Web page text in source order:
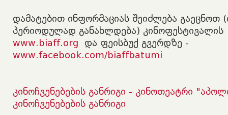
დამატებით ინფორმაციას შეიძლება გაეცნოთ
პერიოდულად განახლდება)
www.biaff.org და ფეისბუქ გვერდზე -
www.facebook.com/biaffbatumi
კინოჩვენებების განრიგი - კინოთეატრი
კინოჩვენებების განრიგი